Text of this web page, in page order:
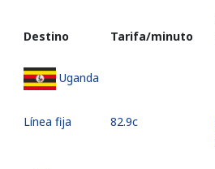
Destino Tarifa/minuto
Uganda
Línea fija ⁦82.9c⁩